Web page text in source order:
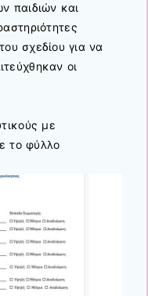
παιδιών και
σχεδίου για να
οι
με
το φύλλο